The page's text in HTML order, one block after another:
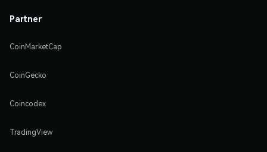
Partner
CoinMarketCap
CoinGecko
Coincodex
TradingView